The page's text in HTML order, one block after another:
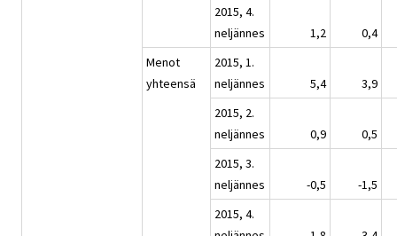
2015, 4.
neljännes
1,2
0,4
Menot
yhteensä
2015, 1.
neljännes
5,4
3,9
2015, 2.
neljännes
0,9
0,5
2015, 3.
neljännes
-0,5
-1,5
2015, 4.